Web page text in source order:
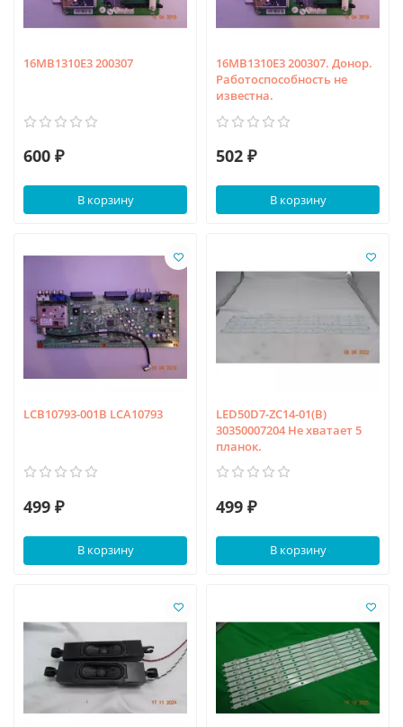
16MB1310E3 200307
600 ₽
В корзину
16MB1310E3 200307. Донор.
Работоспособность не
известна.
502 ₽
В корзину
LCB10793-001B LCA10793
499 ₽
В корзину
LED50D7-ZC14-01(B)
30350007204 Не хватает 5
планок.
499 ₽
В корзину